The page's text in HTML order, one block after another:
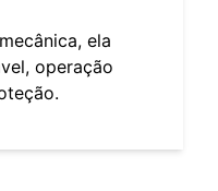
ela
operação